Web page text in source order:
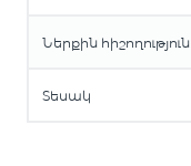
Ներքին հիշողություն
Տեսակ